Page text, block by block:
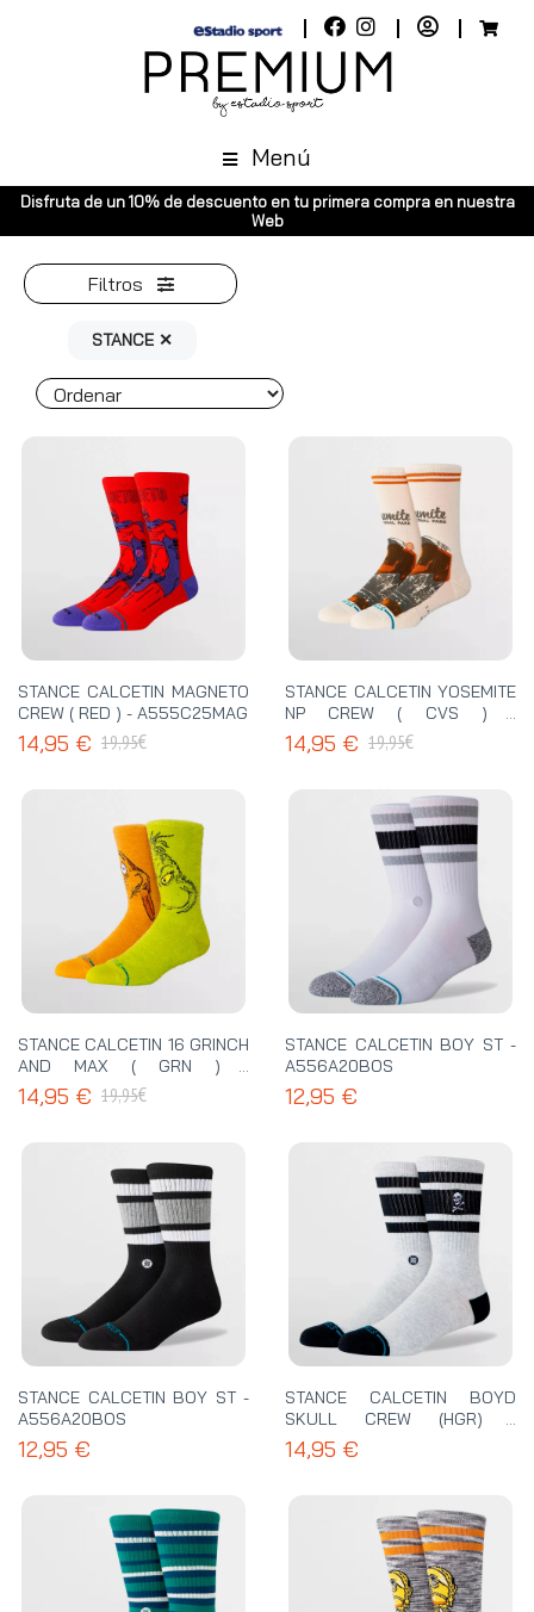
Menú
en tu primera compra en nuestra
Envíos gratuitos a toda
Filtros
STANCE ✕
STANCE CALCETIN MAGNETO
CREW ( RED ) - A555C25MAG
14,95 € 19,95€
STANCE CALCETIN YOSEMITE
NP CREW ( CVS ) -
A555C25YOS
14,95 € 19,95€
STANCE CALCETIN 16 GRINCH
AND MAX ( GRN ) -
A555D25GRI
14,95 € 19,95€
STANCE CALCETIN BOY ST -
A556A20BOS
12,95 €
STANCE CALCETIN BOY ST -
A556A20BOS
12,95 €
STANCE CALCETIN BOYD
SKULL CREW (HGR) -
A556A26BOY
14,95 €